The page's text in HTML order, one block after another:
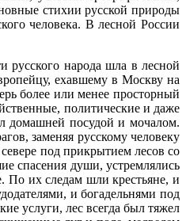
стихии русской природы
человека. В лесной России
народа шла в лесной
ехавшему в Москву на
более или менее просторный
политические и даже
домашней посудой и мочалом.
заменяя русскому человеку
под прикрытием лесов со
спасения души, устремлялись
По их следам шли крестьяне, и
и богадельнями под
услуги, лес всегда был тяжел